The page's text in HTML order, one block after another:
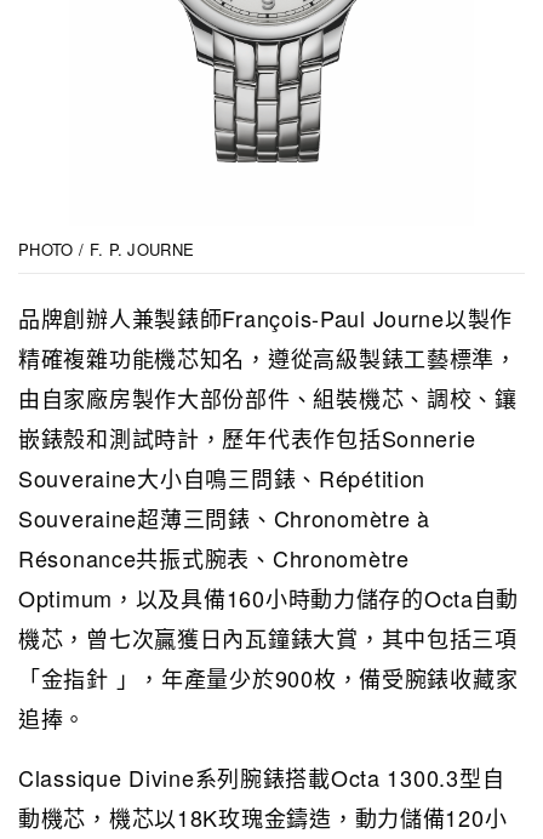
PHOTO / F. P. JOURNE
品牌創辦人兼製錶師François-Paul Journe以製作
精確複雜功能機芯知名，遵從高級製錶工藝標準，
由自家廠房製作大部份部件、組裝機芯、調校、鑲
嵌錶殼和測試時計，歷年代表作包括Sonnerie
Souveraine大小自鳴三問錶、Répétition
Souveraine超薄三問錶、Chronomètre à
Résonance共振式腕表、Chronomètre
Optimum，以及具備160小時動力儲存的Octa自動
機芯，曾七次贏獲日內瓦鐘錶大賞，其中包括三項
「金指針 」，年產量少於900枚，備受腕錶收藏家
追捧。
Classique Divine系列腕錶搭載Octa 1300.3型自
動機芯，機芯以18K玫瑰金鑄造，動力儲備120小